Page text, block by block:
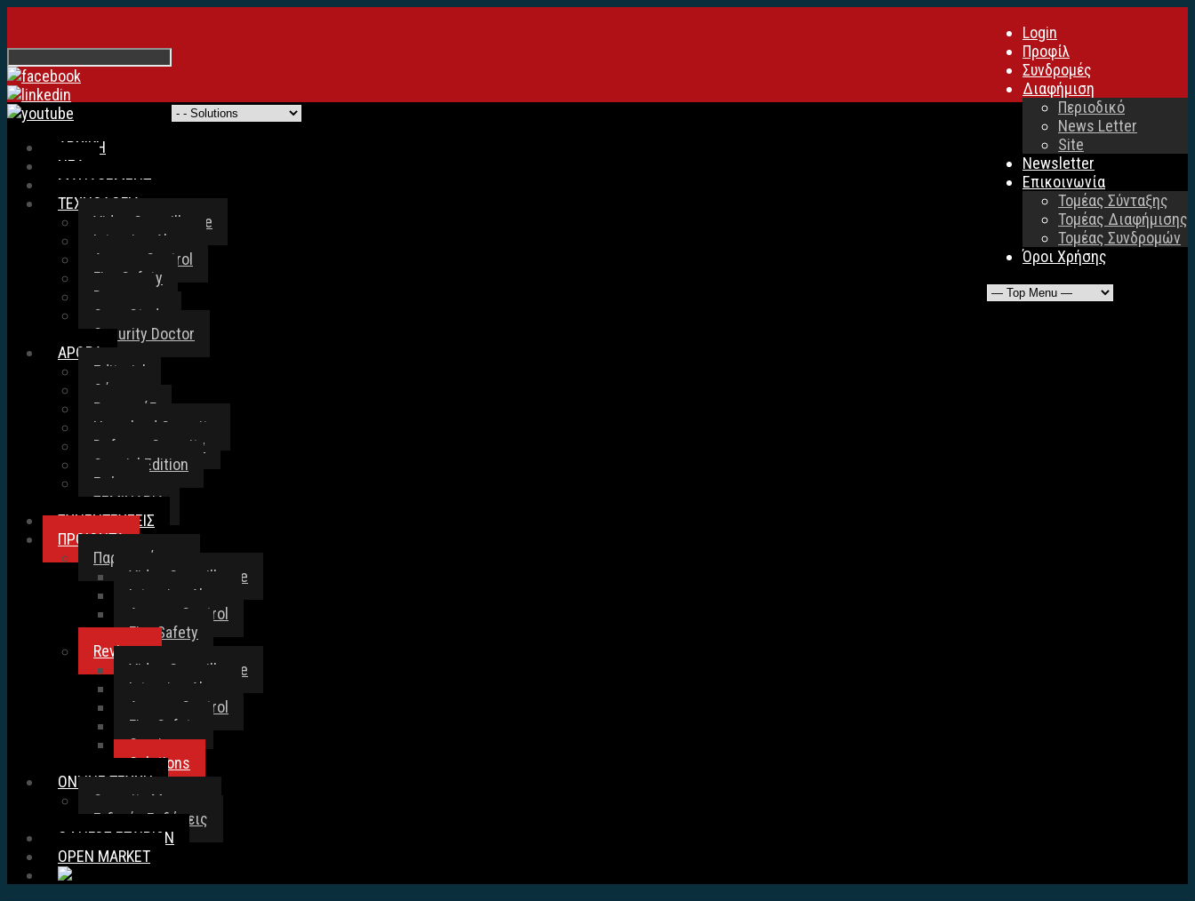
Login
Προφίλ
Συνδρομές
Διαφήμιση
Περιοδικό
News Letter
Site
Newsletter
Επικοινωνία
Τομέας Σύνταξης
Τομέας Διαφήμισης
Τομέας Συνδρομών
Όροι Χρήσης
ΑΡΧΙΚΗ
ΝΕΑ
MANAGEMENT
ΤΕΧΝΟΛΟΓΙΑ
Video Surveillance
Intrusion Alarm
Access Control
Fire Safety
Drones
Case Study
Security Doctor
ΑΡΘΡΑ
Editorial
Θέματα
Ρεπορτάζ
Homeland Security
Defence Security
Special Edition
Γνώμη
ΣΕΜΙΝΑΡΙΑ
ΣΥΝΕΝΤΕΥΞΕΙΣ
ΠΡΟΙΟΝΤΑ
Παρουσιάσεις
Video Surveillance
Intrusion Alarm
Access Control
Fire Safety
Reviews
Video Surveillance
Intrusion Alarm
Access Control
Fire Safety
Services
Solutions
ONLINE TEYXH
Security Manager
Ειδικές Εκδόσεις
ΟΔΗΓΟΣ ΕΤΑΙΡΙΩΝ
OPEN MARKET